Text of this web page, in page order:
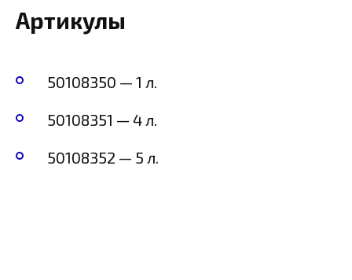
Артикулы
50108350 — 1 л.
50108351 — 4 л.
50108352 — 5 л.